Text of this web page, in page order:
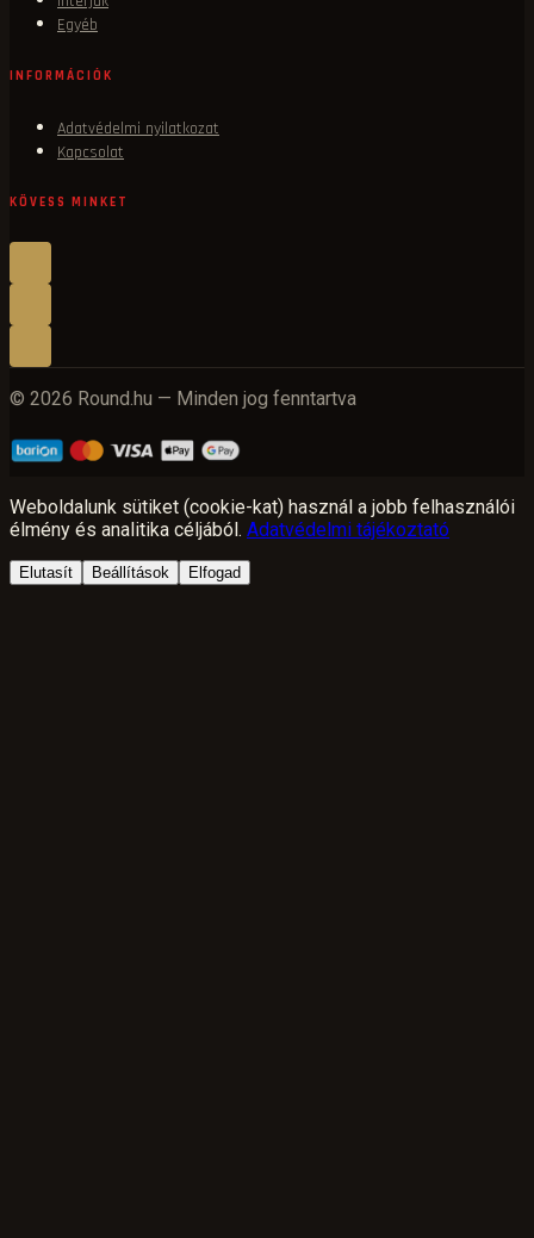
Egyéb
INFORMÁCIÓK
Adatvédelmi nyilatkozat
Kapcsolat
KÖVESS MINKET
© 2026 Round.hu — Minden jog fenntartva
Weboldalunk sütiket (cookie-kat) használ a jobb felhasználói
élmény és analitika céljából. Adatvédelmi tájékoztató
Elutasít Beállítások Elfogad